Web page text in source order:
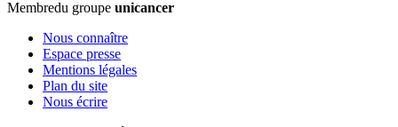
Membredu groupe unicancer
Nous connaître
Espace presse
Mentions légales
Plan du site
Nous écrire